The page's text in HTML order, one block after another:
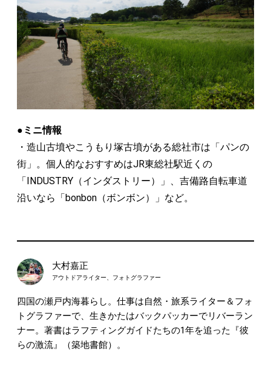
●ミニ情報
・造山古墳やこうもり塚古墳がある総社市は「パンの
街」。個人的なおすすめはJR東総社駅近くの
「INDUSTRY（インダストリー）」、吉備路自転車道
沿いなら「bonbon（ボンボン）」など。
大村嘉正
アウトドアライター、フォトグラファー
四国の瀬戸内海暮らし。仕事は自然・旅系ライター＆フォ
トグラファーで、生きかたはバックパッカーでリバーラン
ナー。著書はラフティングガイドたちの1年を追った『彼
らの激流』（築地書館）。